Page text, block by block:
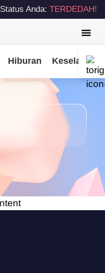
Status Anda:TERDEDAH!
Hiburan